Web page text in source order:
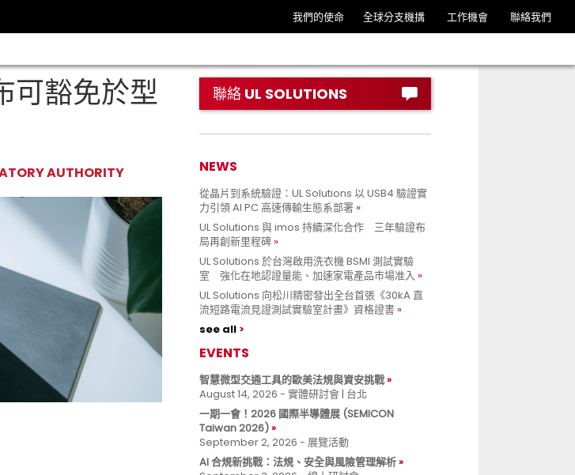
我們的使命 全球分支機搆 工作機會 聯絡我們
可豁免於型
AUTHORITY
聯絡 UL SOLUTIONS
NEWS
從晶片到系統驗證：UL Solutions 以 USB4 驗證實
力引領 AI PC 高速傳輸生態系部署
UL Solutions 與 imos 持續深化合作 三年驗證布
局再創新里程碑
UL Solutions 於台灣啟用洗衣機 BSMI 測試實驗
室 強化在地認證量能、加速家電產品市場准入
UL Solutions 向松川精密發出全台首張《30kA 直
流短路電流見證測試實驗室計畫》資格證書
see all
EVENTS
智慧微型交通工具的歐美法規與資安挑戰
August 14, 2026 - 實體研討會 | 台北
一期一會！2026 國際半導體展 (SEMICON
Taiwan 2026)
September 2, 2026 - 展覽活動
AI 合規新挑戰：法規、安全與風險管理解析